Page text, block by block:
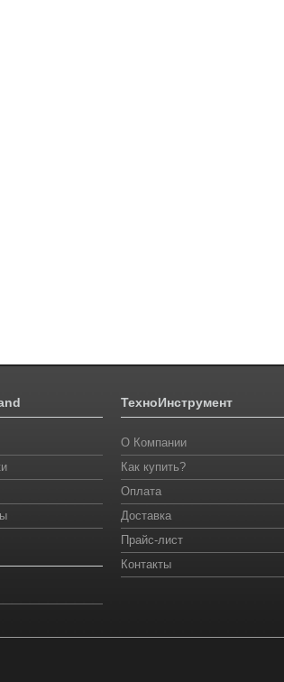
ТехноИнструмент
О Компании
Как купить?
Оплата
Доставка
Прайс-лист
Контакты